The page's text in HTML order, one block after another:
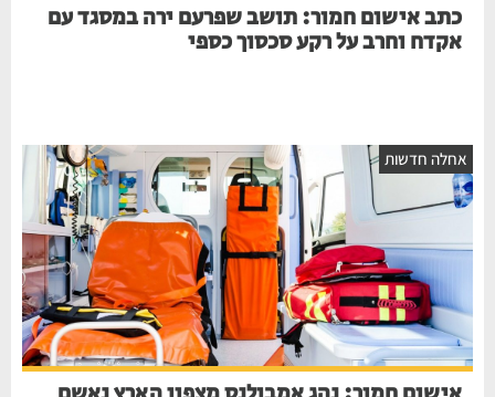
כתב אישום חמור: תושב שפרעם ירה במסגד עם
אקדח וחרב על רקע סכסוך כספי
אחלה חדשות